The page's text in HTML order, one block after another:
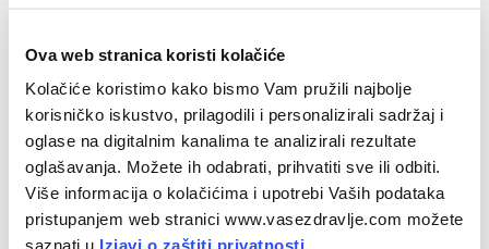
Ova web stranica koristi kolačiće
Kolačiće koristimo kako bismo Vam pružili najbolje
korisničko iskustvo, prilagodili i personalizirali sadržaj i
oglase na digitalnim kanalima te analizirali rezultate
oglašavanja. Možete ih odabrati, prihvatiti sve ili odbiti.
Više informacija o kolačićima i upotrebi Vaših podataka
pristupanjem web stranici www.vasezdravlje.com možete
saznati u Izjavi o zaštiti privatnosti.
simetriji prisutna je i među životinjama. Ženke prugastih
ženke lastavica padaju na mužjake sa simetričnim
repovima, a divojarci iz stada izbacuju one čiji su rogovi
izobličeni.
Kod ljudi, za ljepotu je najvažnija jednakost lijeve i desne
strane lica. U jednom istraživanju ispitanici su trebali